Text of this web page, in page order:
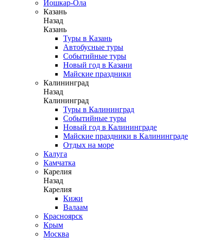
Йошкар-Ола
Казань
Назад
Казань
Туры в Казань
Автобусные туры
Событийные туры
Новый год в Казани
Майские праздники
Калининград
Назад
Калининград
Туры в Калининград
Событийные туры
Новый год в Калининграде
Майские праздники в Калининграде
Отдых на море
Калуга
Камчатка
Карелия
Назад
Карелия
Кижи
Валаам
Красноярск
Крым
Москва